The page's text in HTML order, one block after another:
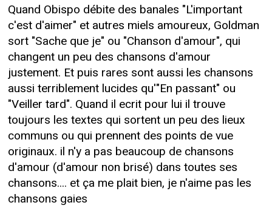
Quand Obispo débite des banales "L'important
c'est d'aimer" et autres miels amoureux, Goldman
sort "Sache que je" ou "Chanson d'amour", qui
changent un peu des chansons d'amour
justement. Et puis rares sont aussi les chansons
aussi terriblement lucides qu'"En passant" ou
"Veiller tard". Quand il ecrit pour lui il trouve
toujours les textes qui sortent un peu des lieux
communs ou qui prennent des points de vue
originaux. il n'y a pas beaucoup de chansons
d'amour (d'amour non brisé) dans toutes ses
chansons.... et ça me plait bien, je n'aime pas les
chansons gaies